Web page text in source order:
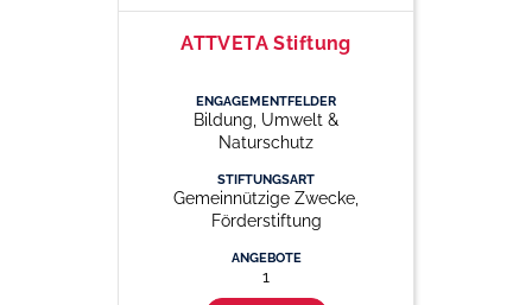
ATTVETA Stiftung
ENGAGEMENTFELDER
Bildung, Umwelt &
Naturschutz
STIFTUNGSART
Gemeinnützige Zwecke,
Förderstiftung
ANGEBOTE
1